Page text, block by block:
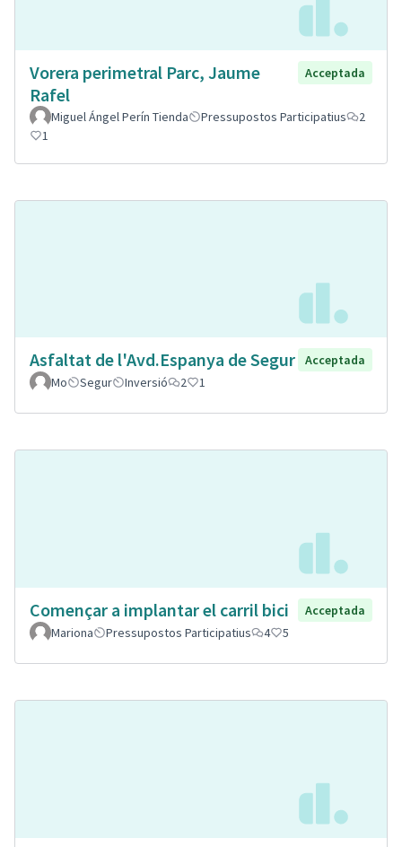
Vorera perimetral Parc, Jaume
Rafel
Acceptada
Miguel Ángel Perín Tienda Pressupostos Participatius
2
1
Asfaltat de l'Avd.Espanya de Segur
Acceptada
Mo
Segur Inversió 2 1
Començar a implantar el carril bici
Acceptada
Mariona
Pressupostos Participatius 4 5